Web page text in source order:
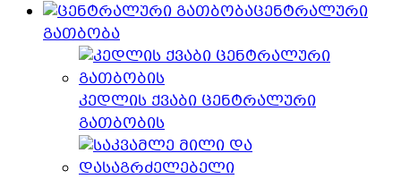
ცენტრალური
გათბობა
კედლის ქვაბი ცენტრალური
გათბობის